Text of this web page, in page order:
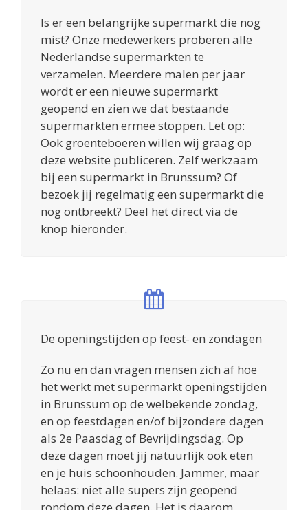
Is er een belangrijke supermarkt die nog
mist? Onze medewerkers proberen alle
Nederlandse supermarkten te
verzamelen. Meerdere malen per jaar
wordt er een nieuwe supermarkt
geopend en zien we dat bestaande
supermarkten ermee stoppen. Let op:
Ook groenteboeren willen wij graag op
deze website publiceren. Zelf werkzaam
bij een supermarkt in Brunssum? Of
bezoek jij regelmatig een supermarkt die
nog ontbreekt? Deel het direct via de
knop hieronder.
De openingstijden op feest- en zondagen
Zo nu en dan vragen mensen zich af hoe
het werkt met supermarkt openingstijden
in Brunssum op de welbekende zondag,
en op feestdagen en/of bijzondere dagen
als 2e Paasdag of Bevrijdingsdag. Op
deze dagen moet jij natuurlijk ook eten
en je huis schoonhouden. Jammer, maar
helaas: niet alle supers zijn geopend